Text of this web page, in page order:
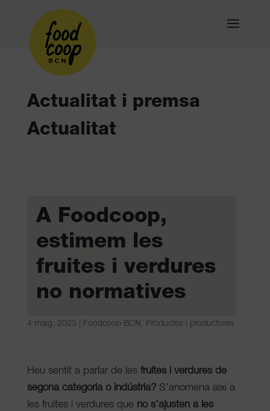
Actualitat i premsa
Actualitat
A Foodcoop,
estimem les
fruites i verdures
no normatives
4 maig, 2023 Foodcoop BCN, Productes i productores
Heu sentit a parlar de lesfruites i verdures de
segona categoria o indústria?S’anomena així a
les fruites i verdures que no s’ajusten a les